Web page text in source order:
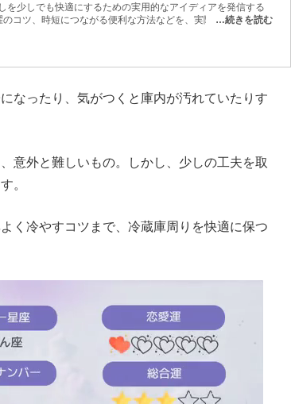
を少しでも快適にするための実用的なアイディアを発信する
コツ、時短につながる便利な方法などを、実際に試しながら
分野、法律などに精通した専門家による監修も一部で取り入
った掃除術や、100円ショップグッズの活用法など、今日か
…続きを読む
なったり、気がつくと庫内が汚れていたりす
意外と難しいもの。しかし、少しの工夫を取
。
く冷やすコツまで、冷蔵庫周りを快適に保つ